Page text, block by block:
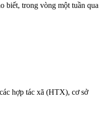
biết, trong vòng một tuần qua
hợp tác xã (HTX), cơ sở